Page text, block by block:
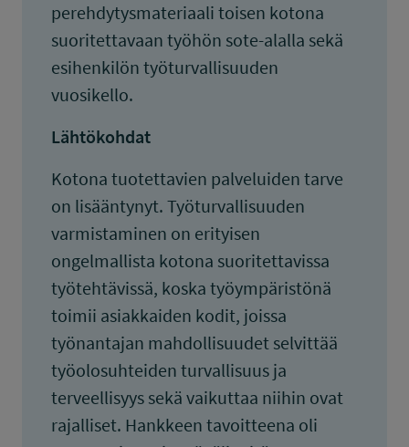
perehdytysmateriaali toisen kotona
suoritettavaan työhön sote-alalla sekä
esihenkilön työturvallisuuden
vuosikello.
Lähtökohdat
Kotona tuotettavien palveluiden tarve
on lisääntynyt. Työturvallisuuden
varmistaminen on erityisen
ongelmallista kotona suoritettavissa
työtehtävissä, koska työympäristönä
toimii asiakkaiden kodit, joissa
työnantajan mahdollisuudet selvittää
työolosuhteiden turvallisuus ja
terveellisyys sekä vaikuttaa niihin ovat
rajalliset. Hankkeen tavoitteena oli